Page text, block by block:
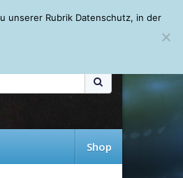
Leseempfehlungen FAQ
Shop
unserer Rubrik Datenschutz, in der